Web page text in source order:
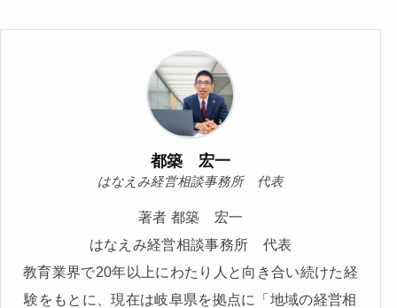
都築 宏一
はなえみ経営相談事務所 代表
著者 都築 宏一
はなえみ経営相談事務所 代表
教育業界で20年以上にわたり人と向き合い続けた経
験をもとに、現在は岐阜県を拠点に「地域の経営相